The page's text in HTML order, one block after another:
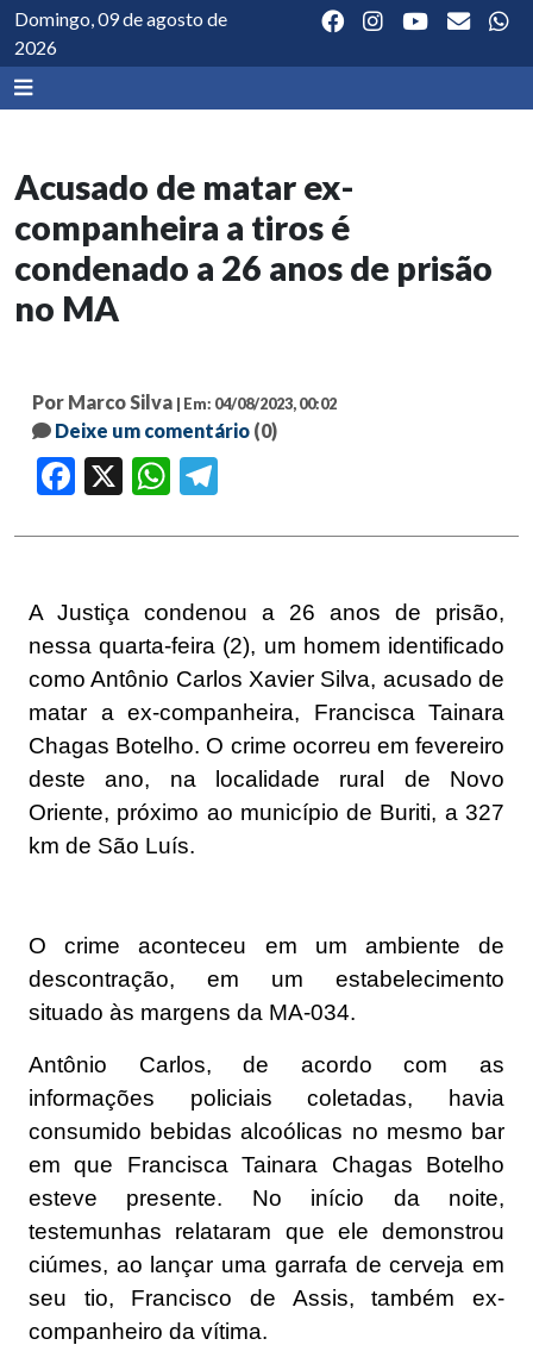
Domingo, 09 de agosto de
2026
Acusado de matar ex-
companheira a tiros é
condenado a 26 anos de prisão
no MA
Por Marco Silva | Em: 04/08/2023, 00:02
Deixe um comentário (0)
Facebook WhatsApp
A Justiça condenou a 26 anos de prisão,
nessa quarta-feira (2), um homem identificado
como Antônio Carlos Xavier Silva, acusado de
matar a ex-companheira, Francisca Tainara
Chagas Botelho. O crime ocorreu em fevereiro
deste ano, na localidade rural de Novo
Oriente, próximo ao município de Buriti, a 327
km de São Luís.
O crime aconteceu em um ambiente de
descontração, em um estabelecimento
situado às margens da MA-034.
Antônio Carlos, de acordo com as
informações policiais coletadas, havia
consumido bebidas alcoólicas no mesmo bar
em que Francisca Tainara Chagas Botelho
esteve presente. No início da noite,
testemunhas relataram que ele demonstrou
ciúmes, ao lançar uma garrafa de cerveja em
seu tio, Francisco de Assis, também ex-
companheiro da vítima.